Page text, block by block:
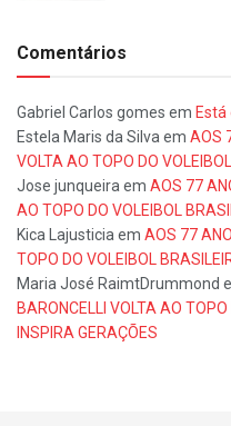
Comentários
Gabriel Carlos gomes em
Estela Maris da Silva em AOS
VOLTA AO TOPO DO
Jose junqueira em AOS 77
AO TOPO DO VOLEIBOL
Kica Lajusticia em AOS 77
TOPO DO VOLEIBOL
Maria José RaimtDrummond
BARONCELLI VOLTA AO
INSPIRA GERAÇÕES